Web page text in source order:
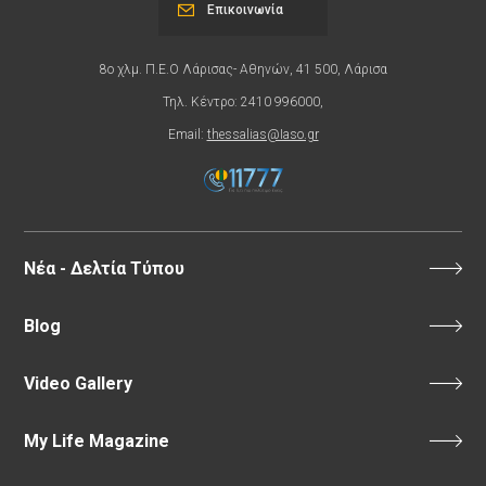
8ο χλμ. Π.Ε.Ο Λάρισας- Αθηνών, 41 500, Λάρισα
Τηλ. Κέντρο: 2410 996000,
Email: thessalias@Iaso.gr
Επικοινωνία
Νέα - Δελτία Τύπου
Blog
Video Gallery
My Life Magazine